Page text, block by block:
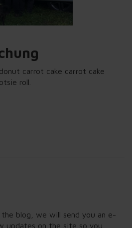
carrot cake carrot cake
roll.
blog, we will send you an e-
updates on the site so you